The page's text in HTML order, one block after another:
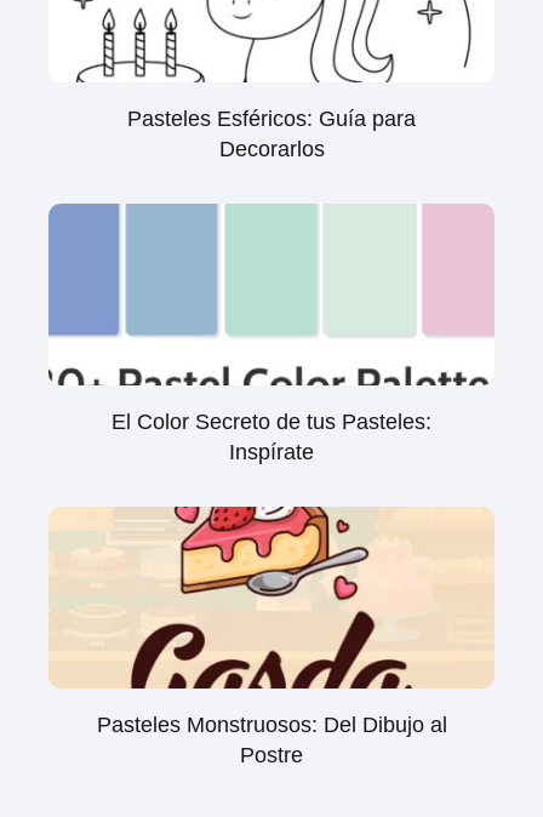
Pasteles Esféricos: Guía para
Decorarlos
El Color Secreto de tus Pasteles:
Inspírate
Pasteles Monstruosos: Del Dibujo al
Postre